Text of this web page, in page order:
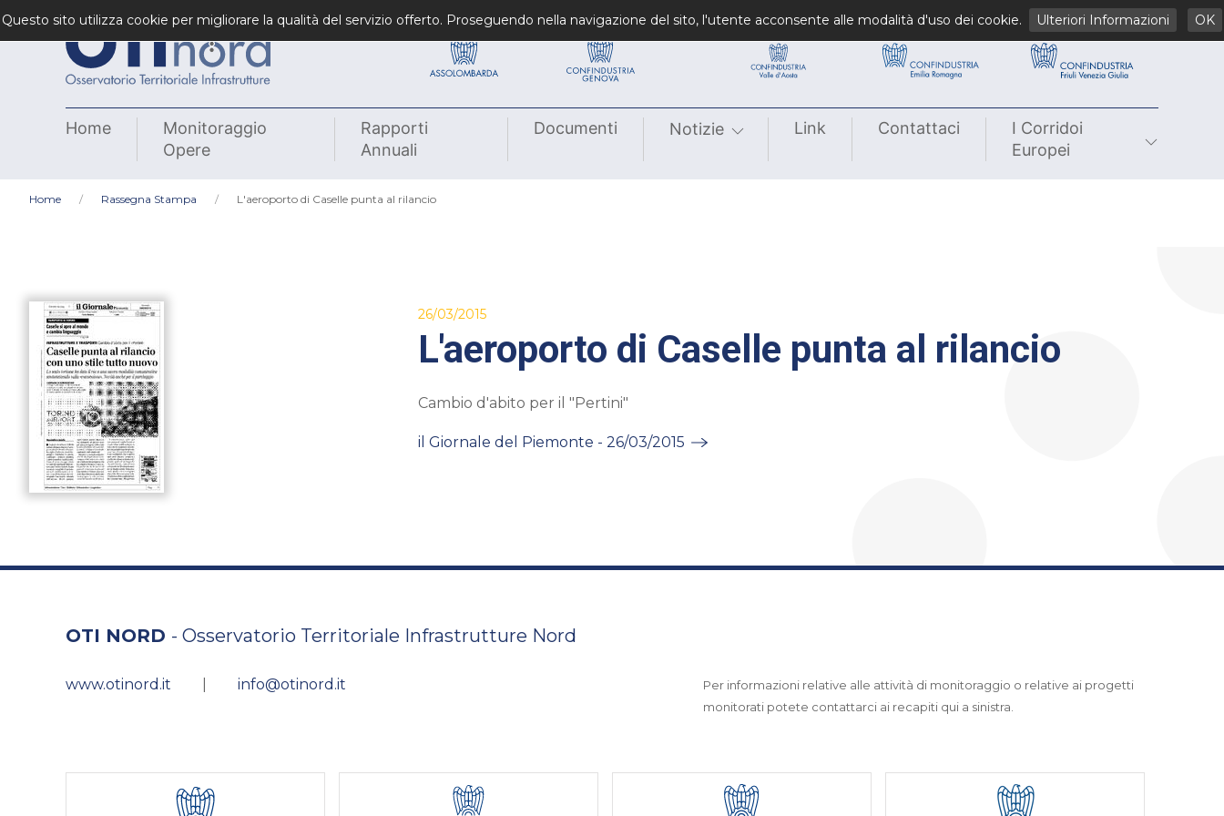
Confindustrie fondatrici Confindustrie regionali
Home
Monitoraggio
Opere
Rapporti
Annuali
Documenti Notizie Link Contattaci
I Corridoi
Europei
Home Rassegna Stampa L'aeroporto di Caselle punta al rilancio
26/03/2015
L'aeroporto di Caselle punta al rilancio
Cambio d'abito per il "Pertini"
il Giornale del Piemonte - 26/03/2015
OTI NORD - Osservatorio Territoriale Infrastrutture Nord
www.otinord.it info@otinord.it
Per informazioni relative alle attività di monitoraggio o relative ai progetti
monitorati potete contattarci ai recapiti qui a sinistra.
Questo sito utilizza cookie per migliorare la qualità del servizio offerto. Proseguendo nella navigazione del sito, l'utente acconsente alle modalità d'uso dei cookie. Ulteriori Informazioni OK